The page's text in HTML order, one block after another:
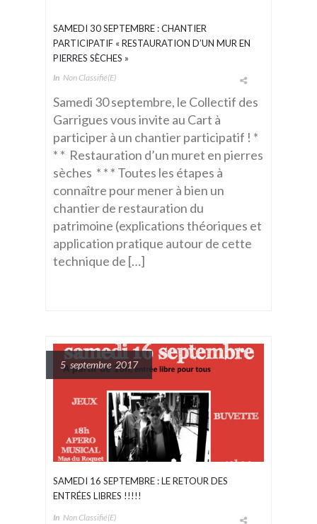
SAMEDI 30 SEPTEMBRE : CHANTIER
PARTICIPATIF « RESTAURATION D’UN MUR EN
PIERRES SÈCHES »
In Non Classifié(e)
Samedi 30 septembre, le Collectif des
Garrigues vous invite au Cart à
participer à un chantier participatif ! *
* * Restauration d’un muret en pierres
sèches * * * Toutes les étapes à
connaître pour mener à bien un
chantier de restauration du
patrimoine (explications théoriques et
application pratique autour de cette
technique de […]
5 septembre 2017
SAMEDI 16 SEPTEMBRE : LE RETOUR DES
ENTRÉES LIBRES !!!!!
In Non Classifié(e)